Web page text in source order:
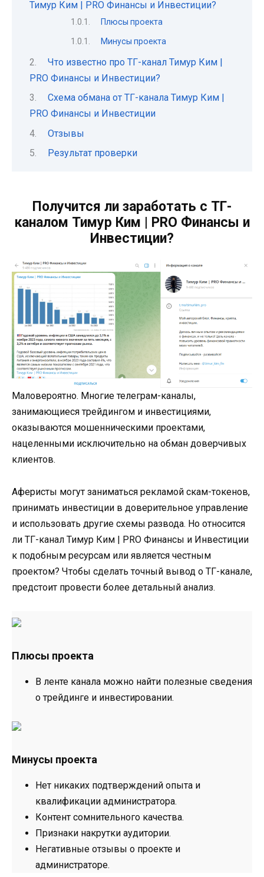
Тимур Ким | PRO Финансы и Инвестиции?
Плюсы проекта
Минусы проекта
Что известно про ТГ-канал Тимур Ким |
PRO Финансы и Инвестиции?
Схема обмана от ТГ-канала Тимур Ким |
PRO Финансы и Инвестиции
Отзывы
Результат проверки
Получится ли заработать с ТГ-
каналом Тимур Ким | PRO Финансы и
Инвестиции?
Маловероятно. Многие телеграм-каналы,
занимающиеся трейдингом и инвестициями,
оказываются мошенническими проектами,
нацеленными исключительно на обман доверчивых
клиентов.
Аферисты могут заниматься рекламой скам-токенов,
принимать инвестиции в доверительное управление
и использовать другие схемы развода. Но относится
ли ТГ-канал Тимур Ким | PRO Финансы и Инвестиции
к подобным ресурсам или является честным
проектом? Чтобы сделать точный вывод о ТГ-канале,
предстоит провести более детальный анализ.
Плюсы проекта
В ленте канала можно найти полезные сведения
о трейдинге и инвестировании.
Минусы проекта
Нет никаких подтверждений опыта и
квалификации администратора.
Контент сомнительного качества.
Признаки накрутки аудитории.
Негативные отзывы о проекте и
администраторе.